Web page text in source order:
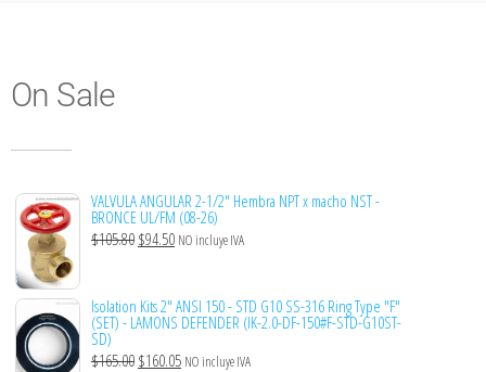
On Sale
VALVULA ANGULAR 2-1/2" Hembra NPT x macho NST -
BRONCE UL/FM (08-26)
$105.80 $94.50 NO incluye IVA
Isolation Kits 2" ANSI 150 - STD G10 SS-316 Ring Type "F"
(SET) - LAMONS DEFENDER (IK-2.0-DF-150#F-STD-G10ST-
SD)
$165.00 $160.05 NO incluye IVA